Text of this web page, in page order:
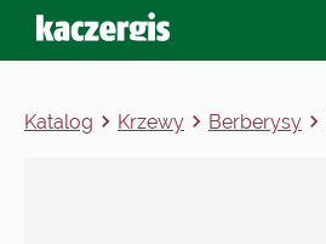
Katalog Krzewy Berberysy